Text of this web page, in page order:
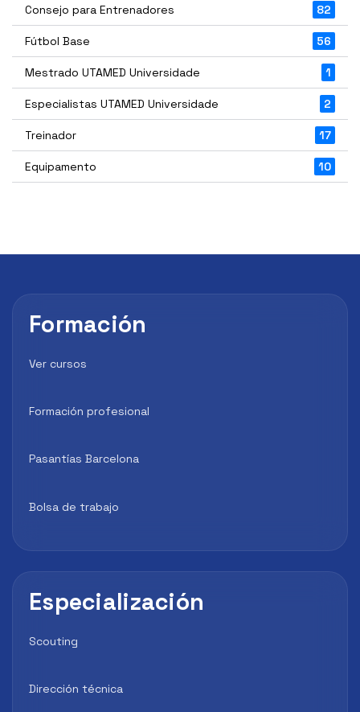
Consejo para Entrenadores 82
Fútbol Base 56
Mestrado UTAMED Universidade 1
Especialistas UTAMED Universidade 2
Treinador 17
Equipamento 10
Formación
Ver cursos
Formación profesional
Pasantías Barcelona
Bolsa de trabajo
Especialización
Scouting
Dirección técnica